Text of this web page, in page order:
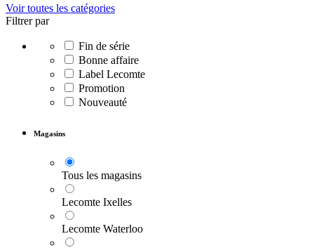
Voir toutes les catégories
Filtrer par
Fin de série
Bonne affaire
Label Lecomte
Promotion
Nouveauté
Magasins
Tous les magasins
Lecomte Ixelles
Lecomte Waterloo